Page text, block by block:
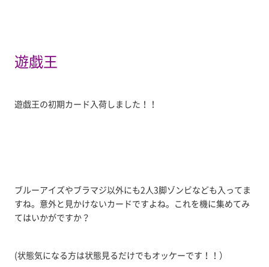
遊戯王
遊戯王の初期カード入荷しました！！
ブルーアイズやブラマジ以外にも2人3脚ゾンビなども入ってま
すね。意外と見かけないカードですよね。これを機に集めてみ
てはいかがですか？
(状態気になる方は状態見るだけでもオッケーです！！）